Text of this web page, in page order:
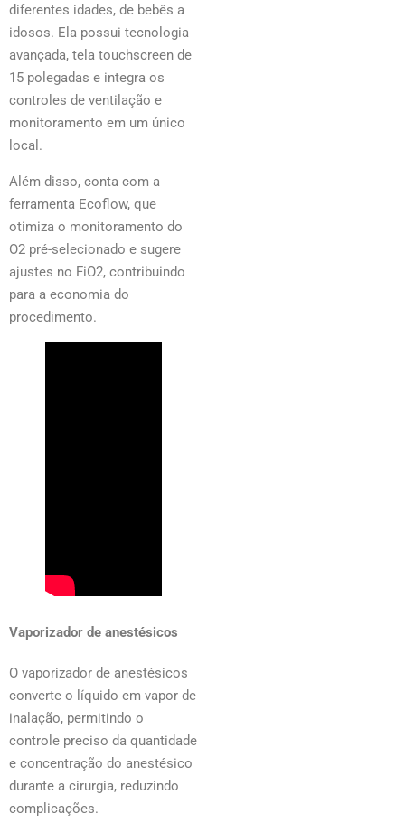
diferentes idades, de bebês a
idosos. Ela possui tecnologia
avançada, tela touchscreen de
15 polegadas e integra os
controles de ventilação e
monitoramento em um único
local.
Além disso, conta com a
ferramenta Ecoflow, que
otimiza o monitoramento do
O2 pré-selecionado e sugere
ajustes no FiO2, contribuindo
para a economia do
procedimento.
Vaporizador de anestésicos
O vaporizador de anestésicos
converte o líquido em vapor de
inalação, permitindo o
controle preciso da quantidade
e concentração do anestésico
durante a cirurgia, reduzindo
complicações.